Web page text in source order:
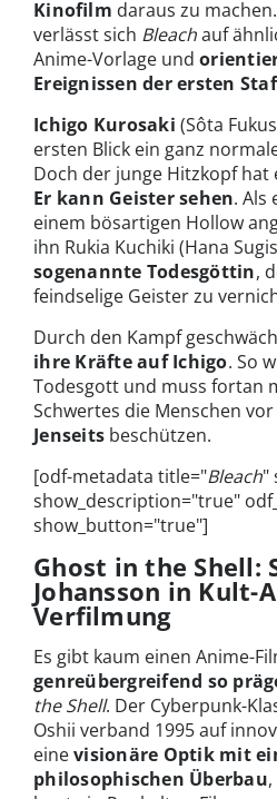
Kinofilm daraus zu
verlässt sich Bleachauf
Anime-Vorlage und
Ereignissen der ersten
Ichigo Kurosaki (Sôta
ersten Blick ein ganz
Doch der junge Hitzkopf hat
Er kann Geister sehen. Als
einem bösartigen Hollow
ihn Rukia Kuchiki (Hana
sogenannte Todesgöttin,
feindselige Geister zu
Durch den Kampf
ihre Kräfte auf Ichigo. So
Todesgott und muss fortan
Schwertes die Menschen vor
Jenseits beschützen.
[odf-metadata title="Bleach"
show_description="true"
show_button="true"]
Ghost in the Shell:
Johansson in Kult-
Verfilmung
Es gibt kaum einen Anime-
genreübergreifend so
the Shell. Der Cyberpunk-
Oshii verband 1995 auf
einevisionäre Optik mit
philosophischen Überbau